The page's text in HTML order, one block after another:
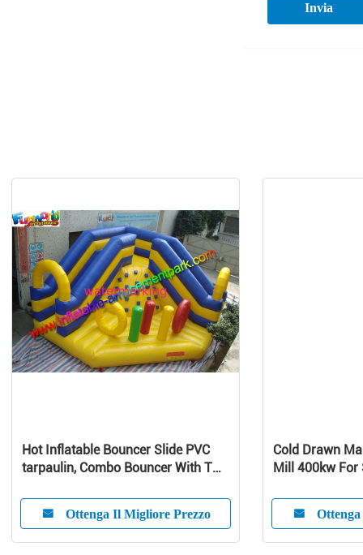
Invia
Hot Inflatable Bouncer Slide PVC
tarpaulin, Combo Bouncer With Two
Ottenga Il Migliore Prezzo
Cold Drawn
Mill 400kw For